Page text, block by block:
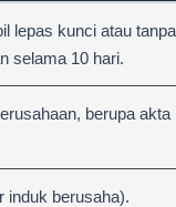
lepas kunci atau
selama 10 hari.
berupa akta
induk berusaha).